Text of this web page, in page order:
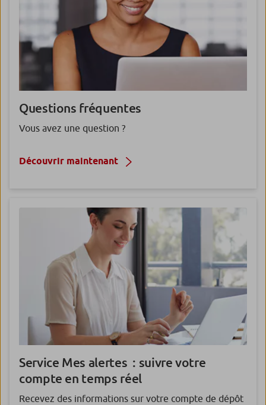
Questions fréquentes
Vous avez une question ?
Découvrir maintenant
Service Mes alertes : suivre votre
compte en temps réel
Recevez des informations sur votre compte de dépôt